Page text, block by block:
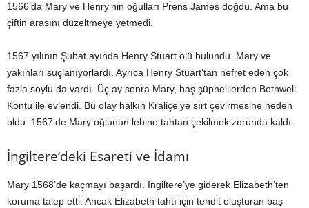
1566’da Mary ve Henry’nin oğulları Prens James doğdu. Ama bu
çiftin arasını düzeltmeye yetmedi.
1567 yılının Şubat ayında Henry Stuart ölü bulundu. Mary ve
yakınları suçlanıyorlardı. Ayrıca Henry Stuart’tan nefret eden çok
fazla soylu da vardı. Üç ay sonra Mary, baş şüphelilerden Bothwell
Kontu ile evlendi. Bu olay halkın Kraliçe’ye sırt çevirmesine neden
oldu. 1567’de Mary oğlunun lehine tahtan çekilmek zorunda kaldı.
İngiltere’deki Esareti ve İdamı
Mary 1568’de kaçmayı başardı. İngiltere’ye giderek Elizabeth’ten
koruma talep etti. Ancak Elizabeth tahtı için tehdit oluşturan baş